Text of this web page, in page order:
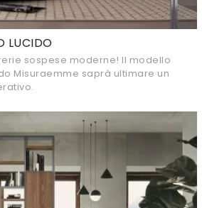
LUCIDO
sospese moderne! Il modello
Misuraemme saprà ultimare un